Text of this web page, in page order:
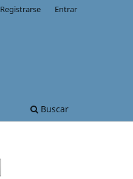
Buscar
Registrarse Entrar